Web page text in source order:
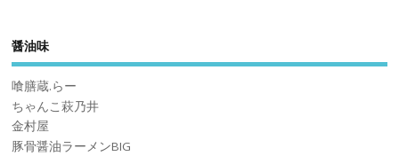
醤油味
喰膳蔵.らー
ちゃんこ萩乃井
金村屋
豚骨醤油ラーメンBIG